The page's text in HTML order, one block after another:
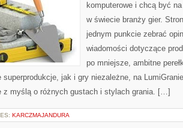
komputerowe i chcą być
w świecie branży gier.
jednym punkcie zebrać
wiadomości dotyczące
po mniejsze, ambitne
superprodukcje, jak i gry niezależne, na
z myślą o różnych gustach i stylach grania. […]
KARCZMAJANDURA